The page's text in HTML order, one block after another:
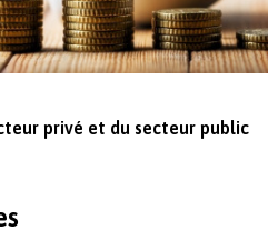
privé et du secteur public